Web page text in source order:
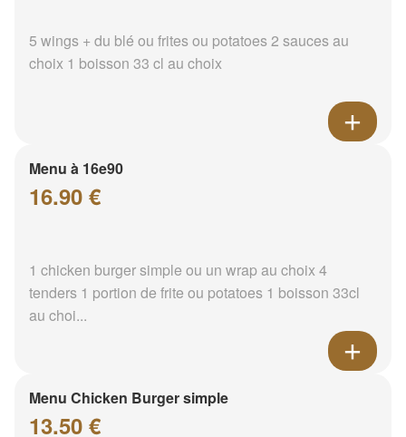
5 wings + du blé ou frites ou potatoes 2 sauces au
choix 1 boisson 33 cl au choix
Menu à 16e90
16.90 €
1 chicken burger simple ou un wrap au choix 4
tenders 1 portion de frite ou potatoes 1 boisson 33cl
au choi...
Menu Chicken Burger simple
13.50 €